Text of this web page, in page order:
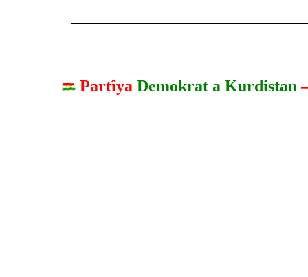
Partîya Demokrat a Kurdistan